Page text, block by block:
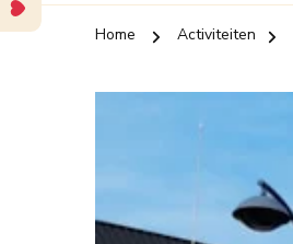
Home Activiteiten